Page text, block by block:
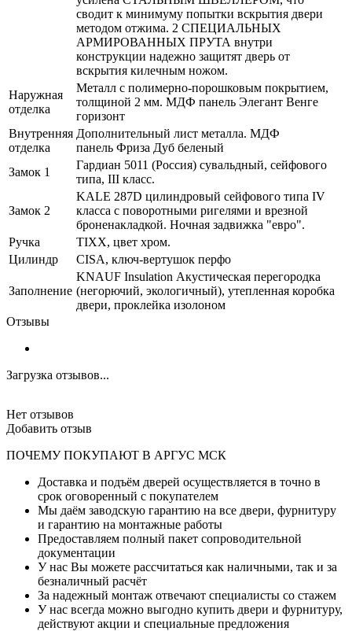
сводит к минимуму попытки вскрытия двери
методом отжима. 2 СПЕЦИАЛЬНЫХ
АРМИРОВАННЫХ ПРУТА внутри
конструкции надежно защитят дверь от
вскрытия килечным ножом.
Наружная
отделка
Металл с полимерно-порошковым покрытием,
толщиной 2 мм. МДФ панель Элегант Венге
горизонт
Внутренняя
отделка
Дополнительный лист металла. МДФ
панель Фриза Дуб беленый
Замок 1
Гардиан 5011 (Россия) сувальдный, сейфового
типа, III класс.
Замок 2
KALE 287D цилиндровый сейфового типа IV
класса с поворотными ригелями и врезной
броненакладкой. Ночная задвижка "евро".
Ручка
TIXX, цвет хром.
Цилиндр
CISA, ключ-вертушок перфо
Заполнение
KNAUF Insulation Акустическая перегородка
(негорючий, экологичный), утепленная коробка
двери, проклейка изолоном
Отзывы
Загрузка отзывов...
Нет отзывов
Добавить отзыв
ПОЧЕМУ ПОКУПАЮТ В АРГУС МСК
Доставка и подъём дверей осуществляется в точно в
срок оговоренный с покупателем
Мы даём заводскую гарантию на все двери, фурнитуру
и гарантию на монтажные работы
Предоставляем полный пакет сопроводительной
документации
У нас Вы можете рассчитаться как наличными, так и за
безналичный расчёт
За надежный монтаж отвечают специалисты со стажем
У нас всегда можно выгодно купить двери и фурнитуру,
действуют акции и специальные предложения